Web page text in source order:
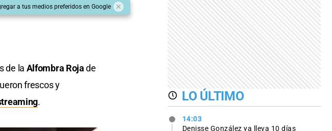
a tus medios preferidos en Google
de la Alfombra Rojade
frescos y
. LO ÚLTIMO
14:03
Denisse González ya lleva 10 días